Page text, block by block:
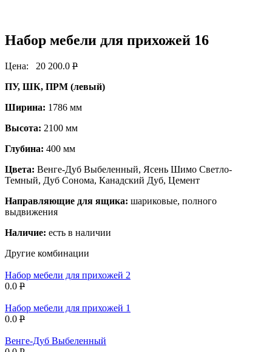
Набор мебели для прихожей 16
Цена: 20 200.0 P
ПУ, ШК, ПРМ (левый)
Ширина: 1786 мм
Высота: 2100 мм
Глубина: 400 мм
Цвета: Венге-Дуб Выбеленный, Ясень Шимо Светло-
Темный, Дуб Сонома, Канадский Дуб, Цемент
Направляющие для ящика: шариковые, полного
выдвижения
Наличие: есть в наличии
Другие комбинации
Набор мебели для прихожей 2
0.0 P
Набор мебели для прихожей 1
0.0 P
Венге-Дуб Выбеленный